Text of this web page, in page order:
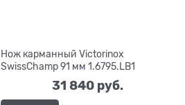
Нож карманный Victorinox
SwissChamp 91 мм 1.6795.LB1
31 840 руб.